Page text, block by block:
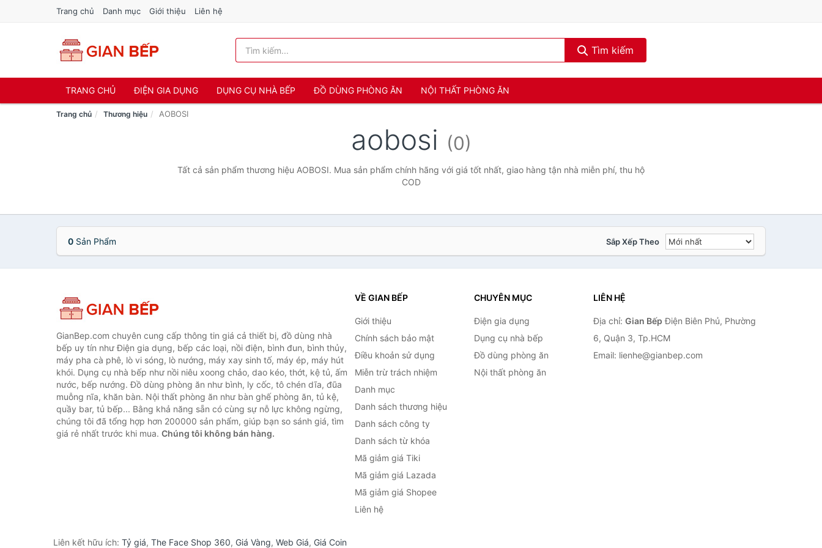
Trang chủ Danh mục Giới thiệu Liên hệ
Tìm kiếm
TRANG CHỦ ĐIỆN GIA DỤNG DỤNG CỤ NHÀ BẾP ĐỒ DÙNG PHÒNG ĂN NỘI THẤT PHÒNG ĂN
Trang chủ Thương hiệu AOBOSI
aobosi (0)
Tất cả sản phẩm thương hiệu AOBOSI. Mua sản phẩm chính hãng với giá tốt nhất, giao hàng tận nhà miễn phí, thu hộ
COD
0 Sản Phẩm Sắp Xếp Theo
GianBep.com chuyên cung cấp thông tin giá cả thiết bị, đồ dùng nhà
bếp uy tín như Điện gia dụng, bếp các loại, nồi điện, bình đun, bình thủy,
máy pha cà phê, lò vi sóng, lò nướng, máy xay sinh tố, máy ép, máy hút
khói. Dụng cụ nhà bếp như nồi niêu xoong chảo, dao kéo, thớt, kệ tủ, ấm
nước, bếp nướng. Đồ dùng phòng ăn như bình, ly cốc, tô chén dĩa, đũa
muỗng nĩa, khăn bàn. Nội thất phòng ăn như bàn ghế phòng ăn, tủ kệ,
quầy bar, tủ bếp... Bằng khả năng sẵn có cùng sự nỗ lực không ngừng,
chúng tôi đã tổng hợp hơn 200000 sản phẩm, giúp bạn so sánh giá, tìm
giá rẻ nhất trước khi mua. Chúng tôi không bán hàng.
VỀ GIAN BẾP
Giới thiệu
Chính sách bảo mật
Điều khoản sử dụng
Miễn trừ trách nhiệm
Danh mục
Danh sách thương hiệu
Danh sách công ty
Danh sách từ khóa
Mã giảm giá Tiki
Mã giảm giá Lazada
Mã giảm giá Shopee
Liên hệ
CHUYÊN MỤC
Điện gia dụng
Dụng cụ nhà bếp
Đồ dùng phòng ăn
Nội thất phòng ăn
LIÊN HỆ
Địa chỉ: Gian Bếp Điện Biên Phủ, Phường
6, Quận 3, Tp.HCM
Email: lienhe@gianbep.com
Liên kết hữu ích: Tỷ giá, The Face Shop 360, Giá Vàng, Web Giá, Giá Coin